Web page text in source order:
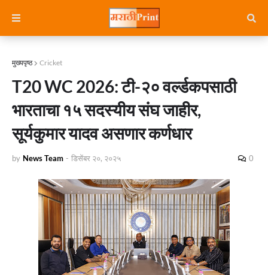
मुख्यपृष्ठ Cricket
T20 WC 2026: टी-२० वर्ल्डकपसाठी
भारताचा १५ सदस्यीय संघ जाहीर,
सूर्यकुमार यादव असणार कर्णधार
by News Team - डिसेंबर २०, २०२५ 0